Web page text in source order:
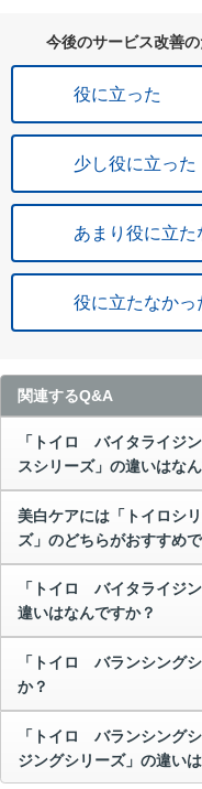
今後のサービス改善
役に立った
少し役に立った
あまり役に立た
役に立たなかっ
関連するQ&A
「トイロ バイタライジ
スシリーズ」の違いはな
美白ケアには「トイロシ
ズ」のどちらがおすすめ
「トイロ バイタライジ
違いはなんですか？
「トイロ バランシング
か？
「トイロ バランシング
ジングシリーズ」の違い